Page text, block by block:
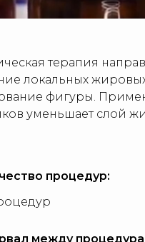
терапия
локальных
фигуры.
уменьшает слой
процедур:
между